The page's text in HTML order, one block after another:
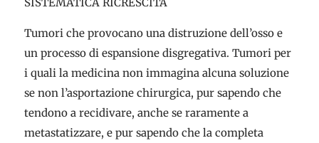
Tumori che provocano una distruzione dell’osso e
un processo di espansione disgregativa. Tumori per
i quali la medicina non immagina alcuna soluzione
se non l’asportazione chirurgica, pur sapendo che
tendono a recidivare, anche se raramente a
metastatizzare, e pur sapendo che la completa